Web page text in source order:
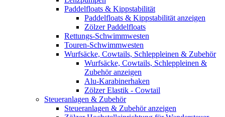
Paddelfloats & Kippstabilität
Paddelfloats & Kippstabilität anzeigen
Zölzer Paddelfloats
Rettungs-Schwimmwesten
Touren-Schwimmwesten
Wurfsäcke, Cowtails, Schleppleinen & Zubehör
Wurfsäcke, Cowtails, Schleppleinen &
Zubehör anzeigen
Alu-Karabinerhaken
Zölzer Elastik - Cowtail
Steueranlagen & Zubehör
Steueranlagen & Zubehör anzeigen